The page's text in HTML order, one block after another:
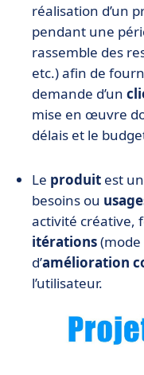
réalisation d’un
pendant une
rassemble des
etc.) afin de
demande d’un
mise en œuvre
délais et le
Le produit est
besoins ou
activité créative,
itérations(mode
d’amélioration
l’utilisateur.